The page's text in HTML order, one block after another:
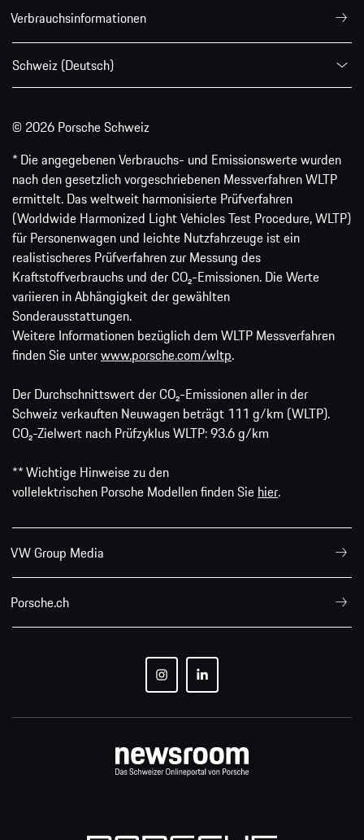
Verbrauchsinformationen
Schweiz (Deutsch)
© 2026 Porsche Schweiz
* Die angegebenen Verbrauchs- und Emissionswerte wurden
nach den gesetzlich vorgeschriebenen Messverfahren WLTP
ermittelt. Das weltweit harmonisierte Prüfverfahren
(Worldwide Harmonized Light Vehicles Test Procedure, WLTP)
für Personenwagen und leichte Nutzfahrzeuge ist ein
realistischeres Prüfverfahren zur Messung des
Kraftstoffverbrauchs und der CO₂-Emissionen. Die Werte
variieren in Abhängigkeit der gewählten
Sonderausstattungen.
Weitere Informationen bezüglich dem WLTP Messverfahren
finden Sie unterwww.porsche.com/wltp.
Der Durchschnittswert der CO₂-Emissionen aller in der
Schweiz verkauften Neuwagen beträgt 111 g/km (WLTP).
CO₂-Zielwert nach Prüfzyklus WLTP: 93.6 g/km
** Wichtige Hinweise zu den
vollelektrischen Porsche Modellen finden Sie hier.
VW Group Media
Porsche.ch